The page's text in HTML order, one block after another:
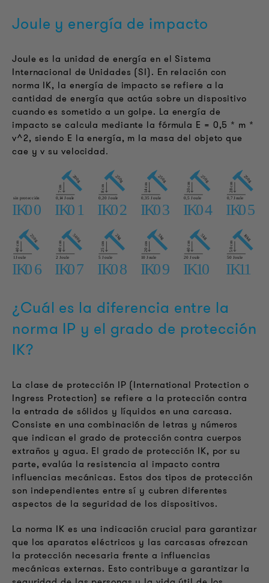
Joule y energía de impacto
Joule es la unidad de energía en el Sistema
Internacional de Unidades (SI). En relación con
norma IK, la energía de impacto se refiere a la
cantidad de energía que actúa sobre un dispositivo
cuando es sometido a un golpe. La energía de
impacto se calcula mediante la fórmula E = 0,5 * m *
v^2, siendo E la energía, m la masa del objeto que
cae y v su velocidad.
¿Cuál es la diferencia entre la
norma IP y el grado de protección
IK?
La clase de protección IP (International Protection o
Ingress Protection) se refiere a la protección contra
la entrada de sólidos y líquidos en una carcasa.
Consiste en una combinación de letras y números
que indican el grado de protección contra cuerpos
extraños y agua. El grado de protección IK, por su
parte, evalúa la resistencia al impacto contra
influencias mecánicas. Estos dos tipos de protección
son independientes entre sí y cubren diferentes
aspectos de la seguridad de los dispositivos.
La norma IK es una indicación crucial para garantizar
que los aparatos eléctricos y las carcasas ofrezcan
la protección necesaria frente a influencias
mecánicas externas. Esto contribuye a garantizar la